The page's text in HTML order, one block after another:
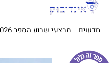
חדשים מבצעי שבוע הספר 2026